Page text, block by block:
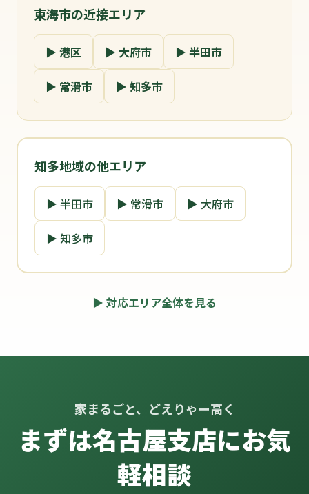
東海市の近接エリア
▶ 港区 ▶ 大府市 ▶ 半田市
▶ 常滑市 ▶ 知多市
知多地域の他エリア
▶ 半田市 ▶ 常滑市 ▶ 大府市
▶ 知多市
▶ 対応エリア全体を見る
家まるごと、どえりゃー高く
まずは名古屋支店にお気
軽相談